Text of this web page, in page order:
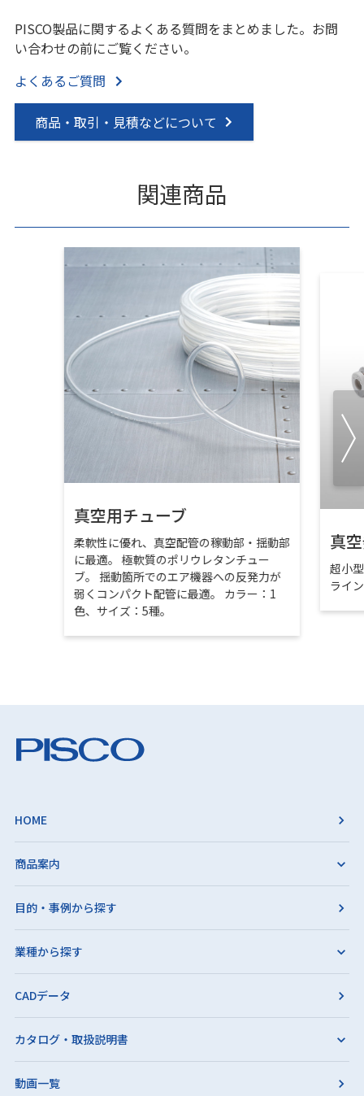
PISCO製品に関するよくある質問をまとめました。お問
い合わせの前にご覧ください。
よくあるご質問
商品・取引・見積などについて
関連商品
真空用チューブ
柔軟性に優れ、真空配管の稼動部・揺動部
に最適。 極軟質のポリウレタンチュー
ブ。 揺動箇所でのエア機器への反発力が
弱くコンパクト配管に最適。 カラー：1
色、サイズ：5種。
真
超小
ライ
HOME
商品案内
目的・事例から探す
業種から探す
CADデータ
カタログ・取扱説明書
動画一覧